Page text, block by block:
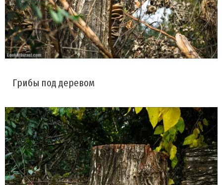
Грибы под деревом